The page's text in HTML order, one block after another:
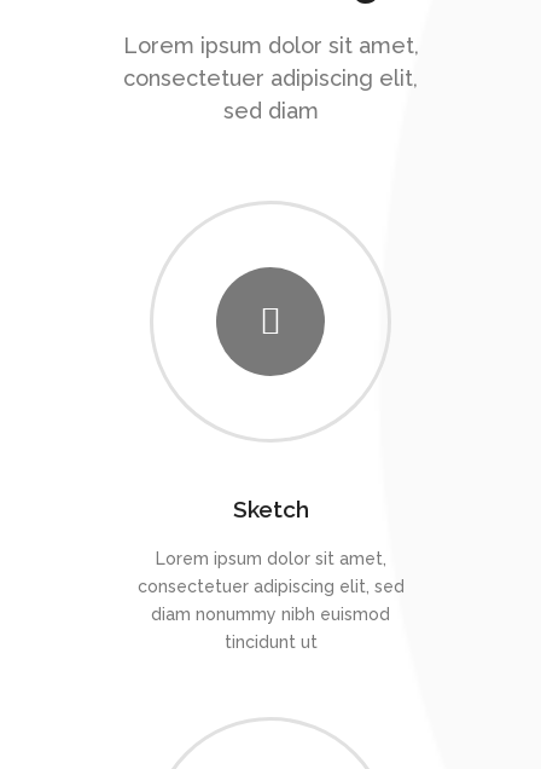
Lorem ipsum dolor sit amet,
consectetuer adipiscing elit,
sed diam
Sketch
Lorem ipsum dolor sit amet,
consectetuer adipiscing elit, sed
diam nonummy nibh euismod
tincidunt ut